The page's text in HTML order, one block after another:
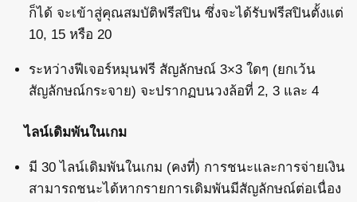
ก็ได้ จะเข้าสู่คุณสมบัติฟรีสปิน ซึ่งจะได้รับฟรีสปินตั้งแต่
10, 15 หรือ 20
ระหว่างฟีเจอร์หมุนฟรี สัญลักษณ์ 3×3 ใดๆ (ยกเว้น
สัญลักษณ์กระจาย) จะปรากฏบนวงล้อที่ 2, 3 และ 4
ไลน์เดิมพันในเกม
มี 30 ไลน์เดิมพันในเกม (คงที่) การชนะและการจ่ายเงิน
สามารถชนะได้หากรายการเดิมพันมีสัญลักษณ์ต่อเนื่อง